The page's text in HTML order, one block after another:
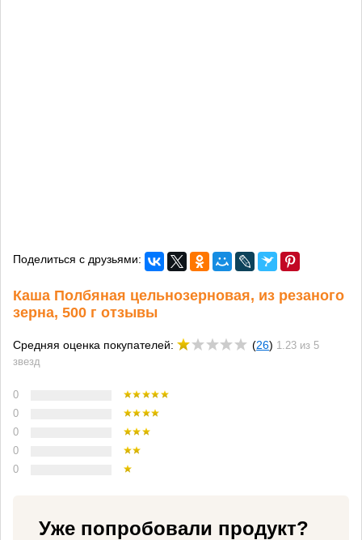
Поделиться с друзьями:
Каша Полбяная цельнозерновая, из резаного
зерна, 500 г отзывы
Средняя оценка покупателей: (26) 1.23 из 5
звезд
0
0
0
0
0
Уже попробовали продукт?